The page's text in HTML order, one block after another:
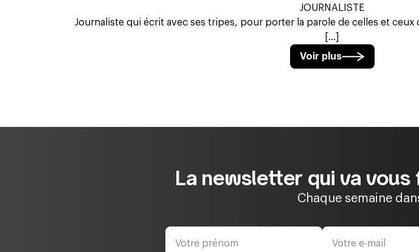
JOURNALISTE
Journaliste qui écrit avec ses tripes, pour porter la parole de celles et ceux
[...]
Voir plus
La newsletter qui va
Chaque semaine